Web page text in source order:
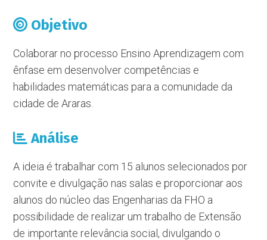
Objetivo
Colaborar no processo Ensino Aprendizagem com
ênfase em desenvolver competências e
habilidades matemáticas para a comunidade da
cidade de Araras.
Análise
A ideia é trabalhar com 15 alunos selecionados por
convite e divulgação nas salas e proporcionar aos
alunos do núcleo das Engenharias da FHO a
possibilidade de realizar um trabalho de Extensão
de importante relevância social, divulgando o